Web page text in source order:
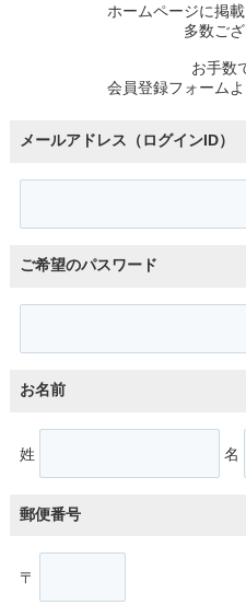
ホームページに掲
多数ござ
お手数
会員登録フォーム
メールアドレス（ログインID）
ご希望のパスワード
お名前
姓 名
郵便番号
〒